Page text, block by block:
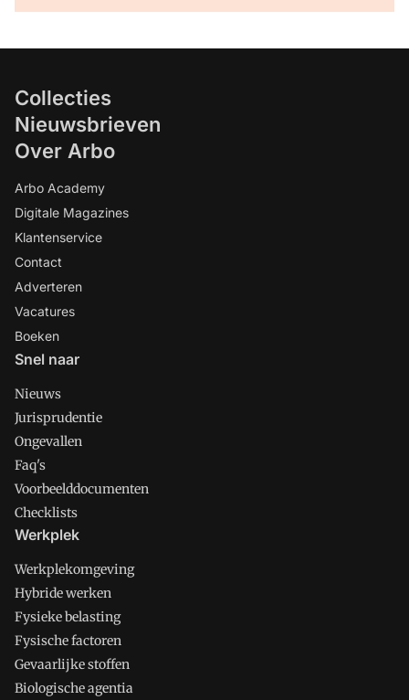
Collecties
Nieuwsbrieven
Over Arbo
Arbo Academy
Digitale Magazines
Klantenservice
Contact
Adverteren
Vacatures
Boeken
Snel naar
Nieuws
Jurisprudentie
Ongevallen
Faq's
Voorbeelddocumenten
Checklists
Werkplek
Werkplekomgeving
Hybride werken
Fysieke belasting
Fysische factoren
Gevaarlijke stoffen
Biologische agentia